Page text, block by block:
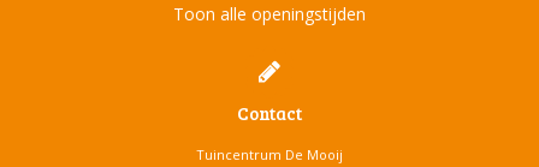
Toon alle openingstijden
Contact
Tuincentrum De Mooij